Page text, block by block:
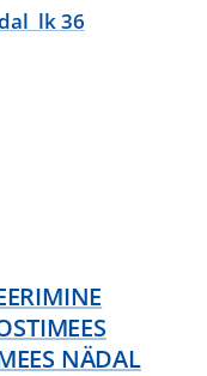
lk 36
NÄDAL